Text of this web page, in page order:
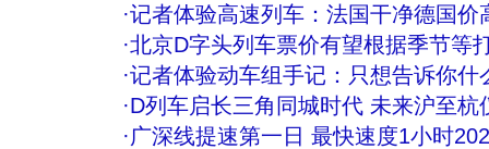
·记者体验高速列车：法国干净德国价
·北京D字头列车票价有望根据季节等
·记者体验动车组手记：只想告诉你什
·D列车启长三角同城时代 未来沪至杭
·广深线提速第一日 最快速度1小时